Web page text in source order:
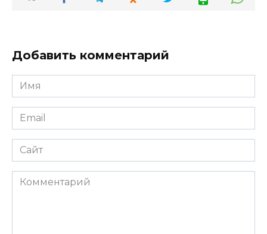
Добавить комментарий
Имя
Email
Сайт
Комментарий